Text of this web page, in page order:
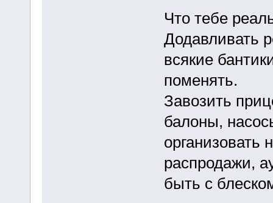
Что тебе
Додавливать
всякие
поменять.
Завозить
балоны,
организовать
распродажи,
быть с